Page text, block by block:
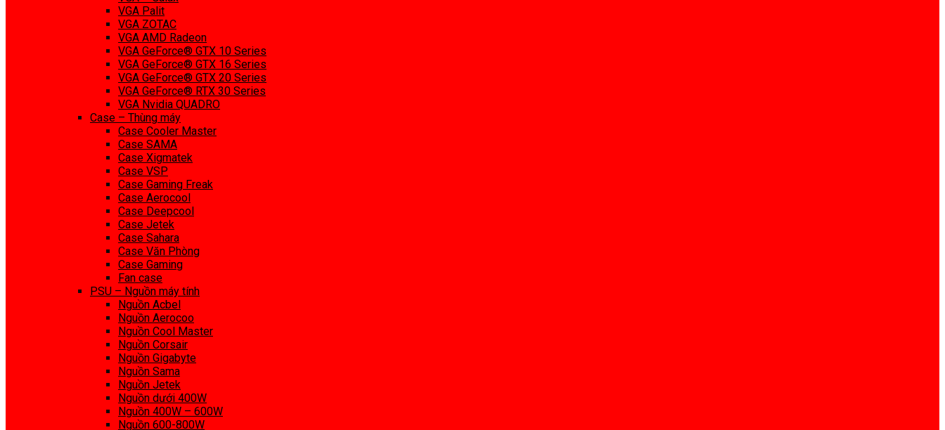
VGA Palit
VGA ZOTAC
VGA AMD Radeon
VGA GeForce® GTX 10 Series
VGA GeForce® GTX 16 Series
VGA GeForce® GTX 20 Series
VGA GeForce® RTX 30 Series
VGA Nvidia QUADRO
Case – Thùng máy
Case Cooler Master
Case SAMA
Case Xigmatek
Case VSP
Case Gaming Freak
Case Aerocool
Case Deepcool
Case Jetek
Case Sahara
Case Văn Phòng
Case Gaming
Fan case
PSU – Nguồn máy tính
Nguồn Acbel
Nguồn Aerocoo
Nguồn Cool Master
Nguồn Corsair
Nguồn Gigabyte
Nguồn Sama
Nguồn Jetek
Nguồn dưới 400W
Nguồn 400W – 600W
Nguồn 600-800W